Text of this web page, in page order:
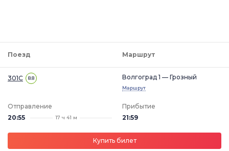
Поезд Маршрут
301С 8.8 Волгоград 1 — Грозный
Маршрут
Отправление
20:55
17 ч 41 м
Прибытие
21:59
Купить билет